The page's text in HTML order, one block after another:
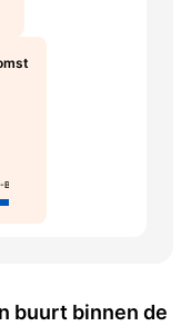
B
buurt binnen de